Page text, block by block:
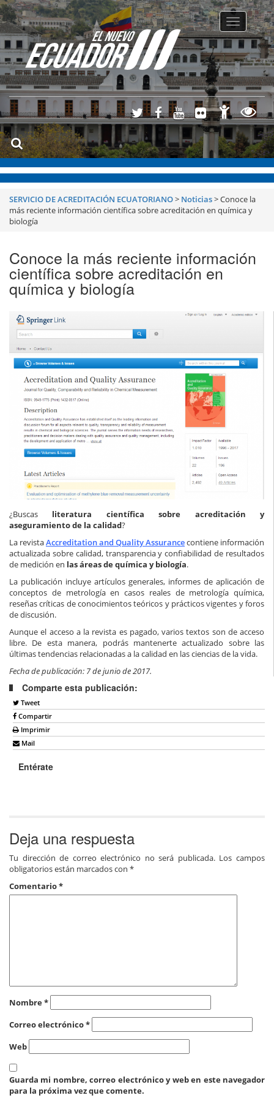
Toggle
SERVICIO DE ACREDITACIÓN ECUATORIANO> Noticias>Conoce la
más reciente información científica sobre acreditación en química y
biología
Conoce la más reciente información
científica sobre acreditación en
química y biología
¿Buscas literatura científica sobre acreditación y
aseguramiento de la calidad?
La revistaAccreditation and Quality Assurancecontiene información
actualizada sobre calidad, transparencia y confiabilidad de resultados
de medición en las áreas de química y biología.
La publicación incluye artículos generales, informes de aplicación de
conceptos de metrología en casos reales de metrología química,
reseñas críticas de conocimientos teóricos y prácticos vigentes y foros
de discusión.
Aunque el acceso a la revista es pagado, varios textos son de acceso
libre. De esta manera, podrás mantenerte actualizado sobre las
últimas tendencias relacionadas a la calidad en las ciencias de la vida.
Fecha de publicación: 7 de junio de 2017.
Comparte esta publicación:
Tweet
Compartir
Imprimir
Mail
Entérate
Deja una respuesta
Tu dirección de correo electrónico no será publicada. Los campos
obligatorios están marcados con *
Comentario*
Nombre*
Correo electrónico*
Web
Guarda mi nombre, correo electrónico y web en este navegador
para la próxima vez que comente.